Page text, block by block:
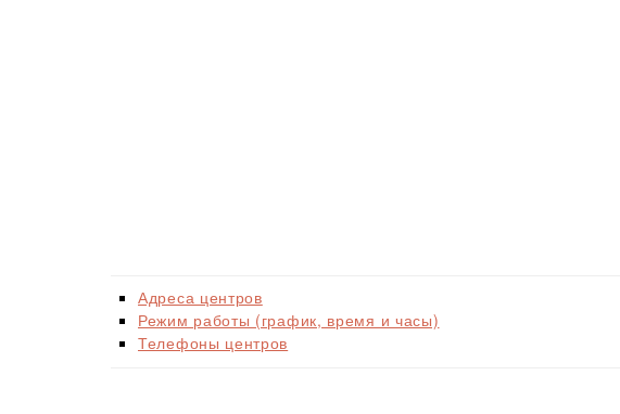
Адреса центров
Режим работы (график, время и часы)
Телефоны центров